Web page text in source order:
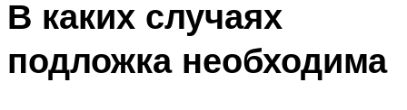
В каких случаях
подложка необходима